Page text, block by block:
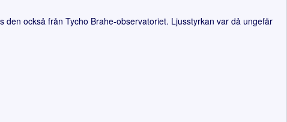
också från Tycho Brahe-observatoriet. Ljusstyrkan var då ungefär